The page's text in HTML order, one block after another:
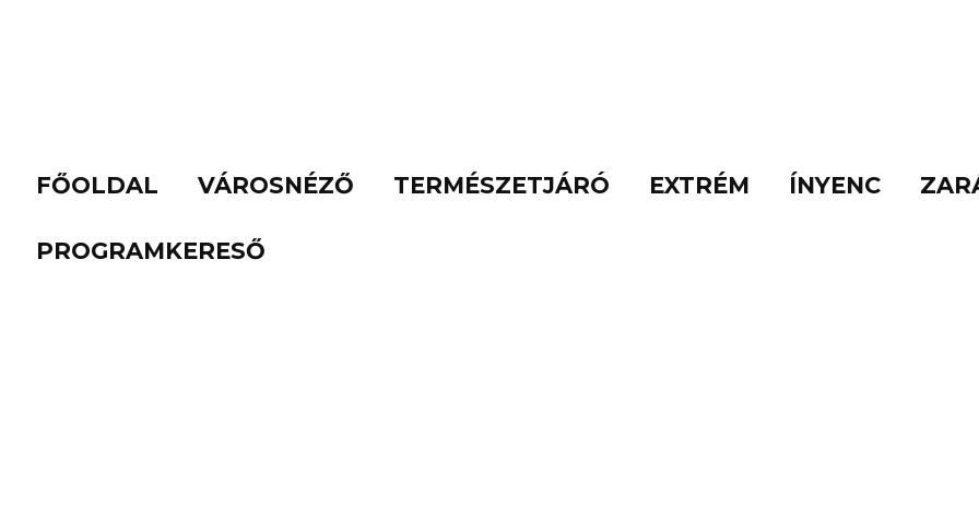
FŐOLDAL VÁROSNÉZŐ TERMÉSZETJÁRÓ EXTRÉM ÍNYENC
PROGRAMKERESŐ